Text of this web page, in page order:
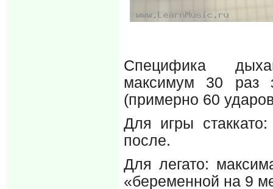
Специфика
максимум 30 раз
(примерно 60
Для игры
после.
Для легато:
«беременной на 9